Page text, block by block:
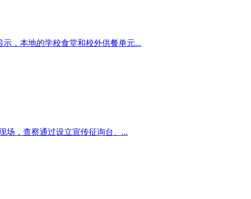
，本地的学校食堂和校外供餐单元...
场，查察通过设立宣传征询台、...